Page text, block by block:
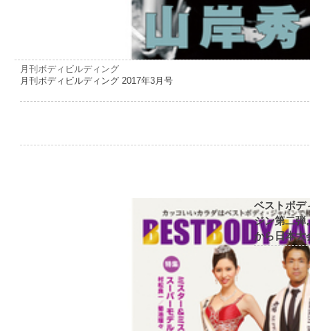
月刊ボディビルディング
月刊ボディビルディング 2017年3月号
ベストボデ
ジン第二弾
から日本大